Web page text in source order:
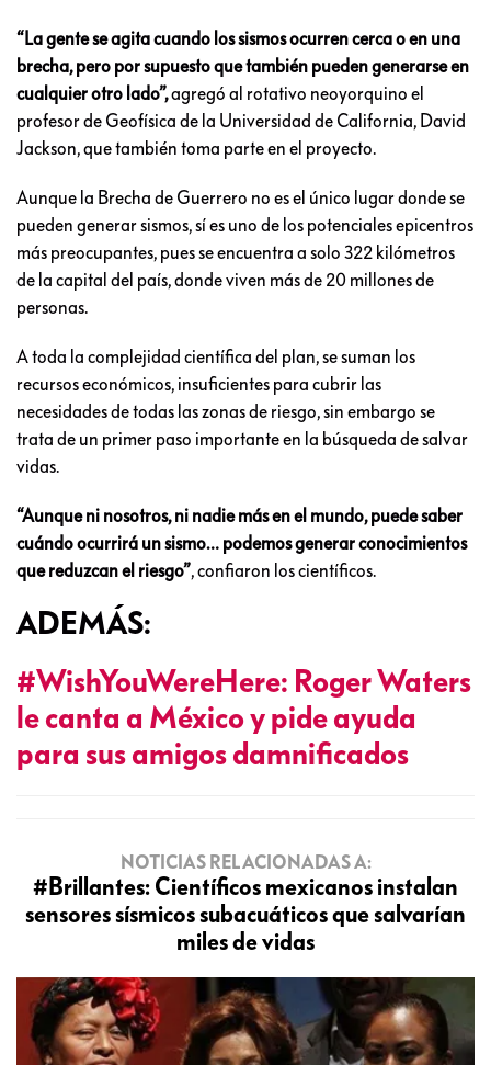
“La gente se agita cuando los sismos ocurren cerca o en una
brecha, pero por supuesto que también pueden generarse en
cualquier otro lado”,agregó al rotativo neoyorquino el
profesor de Geofísica de la Universidad de California, David
Jackson, que también toma parte en el proyecto.
Aunque la Brecha de Guerrero no es el único lugar donde se
pueden generar sismos, sí es uno de los potenciales epicentros
más preocupantes, pues se encuentra a solo 322 kilómetros
de la capital del país, donde viven más de 20 millones de
personas.
A toda la complejidad científica del plan, se suman los
recursos económicos, insuficientes para cubrir las
necesidades de todas las zonas de riesgo, sin embargo se
trata de un primer paso importante en la búsqueda de salvar
vidas.
“Aunque ni nosotros, ni nadie más en el mundo, puede saber
cuándo ocurrirá un sismo… podemos generar conocimientos
que reduzcan el riesgo”, confiaron los científicos.
ADEMÁS:
#WishYouWereHere: Roger Waters
le canta a México y pide ayuda
para sus amigos damnificados
NOTICIAS RELACIONADAS A:
#Brillantes: Científicos mexicanos instalan
sensores sísmicos subacuáticos que salvarían
miles de vidas